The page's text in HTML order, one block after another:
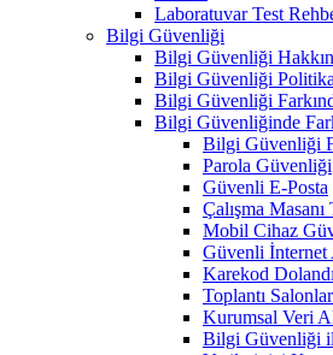
Laboratuvar Test
Bilgi Güvenliği
Bilgi Güvenliği
Bilgi Güvenliği
Bilgi Güvenliği
Bilgi Güvenliğinde
Bilgi Güvenliği
Parola Güvenliği
Güvenli E-Posta
Çalışma
Mobil Cihaz
Güvenli İnternet
Karekod
Toplantı
Kurumsal Veri
Bilgi Güvenliği